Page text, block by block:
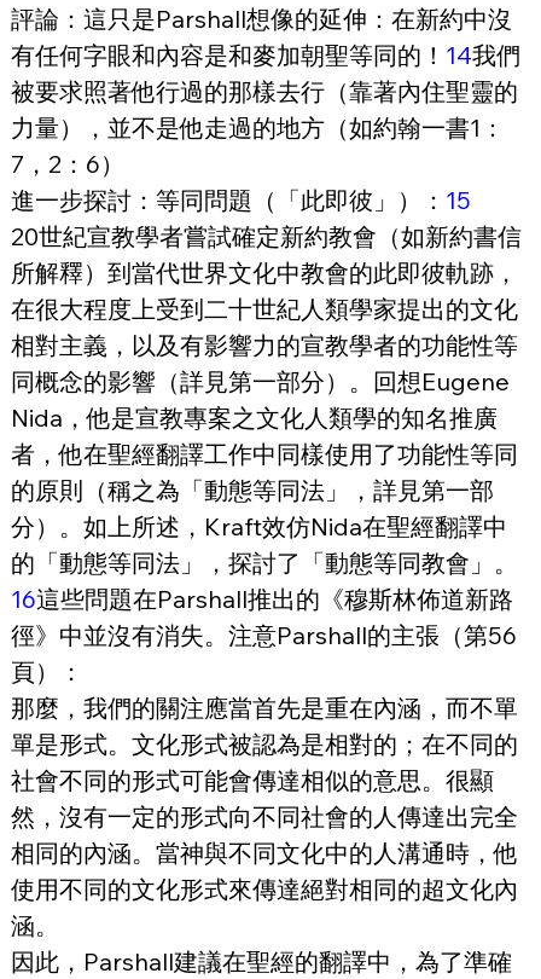
評論：這只是Parshall想像的延伸：在新約中沒
有任何字眼和內容是和麥加朝聖等同的！ 14我們
被要求照著他行過的那樣去行（靠著內住聖靈的
力量），並不是他走過的地方（如約翰一書1：
7，2：6）
進一步探討：等同問題（「此即彼」）： 15
20世紀宣教學者嘗試確定新約教會（如新約書信
所解釋）到當代世界文化中教會的此即彼軌跡，
在很大程度上受到二十世紀人類學家提出的文化
相對主義，以及有影響力的宣教學者的功能性等
同概念的影響（詳見第一部分）。回想Eugene
Nida，他是宣教專案之文化人類學的知名推廣
者，他在聖經翻譯工作中同樣使用了功能性等同
的原則（稱之為「動態等同法」，詳見第一部
分）。如上所述，Kraft效仿Nida在聖經翻譯中
的「動態等同法」，探討了「動態等同教會」。
16這些問題在Parshall推出的《穆斯林佈道新路
徑》中並沒有消失。注意Parshall的主張（第56
頁）：
那麼，我們的關注應當首先是重在內涵，而不單
單是形式。文化形式被認為是相對的；在不同的
社會不同的形式可能會傳達相似的意思。很顯
然，沒有一定的形式向不同社會的人傳達出完全
相同的內涵。當神與不同文化中的人溝通時，他
使用不同的文化形式來傳達絕對相同的超文化內
涵。
因此，Parshall建議在聖經的翻譯中，為了準確